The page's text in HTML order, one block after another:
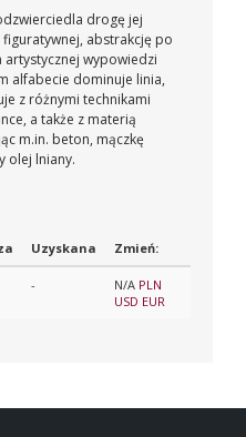
drogę jej
abstrakcję po
wypowiedzi
alfabecie dominuje linia,
z różnymi technikami
a także z materią
m.in. beton, mączkę
olej lniany.
Uzyskana Zmień:
- N/A PLN
USD EUR